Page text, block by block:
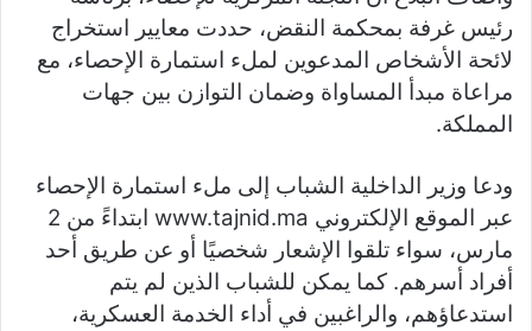
رئيس غرفة بمحكمة النقض، حددت معايير استخراج
لائحة الأشخاص المدعوين لملء استمارة الإحصاء، مع
مراعاة مبدأ المساواة وضمان التوازن بين جهات
المملكة.
ودعا وزير الداخلية الشباب إلى ملء استمارة الإحصاء
عبر الموقع الإلكتروني www.tajnid.ma⁠ ابتداءً من 2
مارس، سواء تلقوا الإشعار شخصيًا أو عن طريق أحد
أفراد أسرهم. كما يمكن للشباب الذين لم يتم
استدعاؤهم، والراغبين في أداء الخدمة العسكرية،